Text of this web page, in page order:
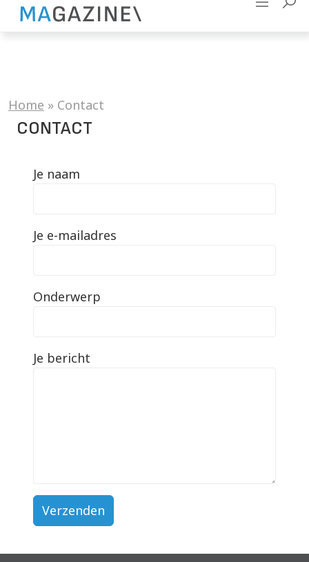
Home » Contact
CONTACT
Je naam
Je e-mailadres
Onderwerp
Je bericht